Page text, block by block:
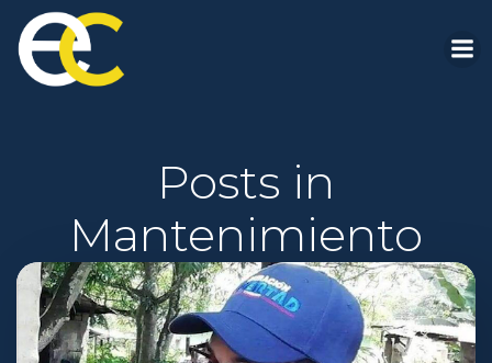
Posts in
Mantenimiento